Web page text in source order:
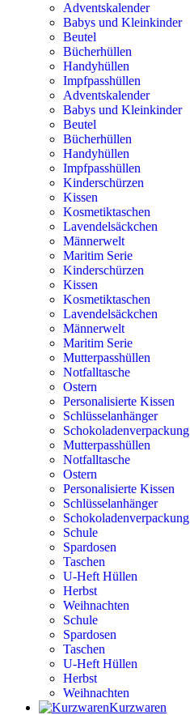
Adventskalender
Babys und Kleinkinder
Beutel
Bücherhüllen
Handyhüllen
Impfpasshüllen
Adventskalender
Babys und Kleinkinder
Beutel
Bücherhüllen
Handyhüllen
Impfpasshüllen
Kinderschürzen
Kissen
Kosmetiktaschen
Lavendelsäckchen
Männerwelt
Maritim Serie
Kinderschürzen
Kissen
Kosmetiktaschen
Lavendelsäckchen
Männerwelt
Maritim Serie
Mutterpasshüllen
Notfalltasche
Ostern
Personalisierte Kissen
Schlüsselanhänger
Schokoladenverpackung
Mutterpasshüllen
Notfalltasche
Ostern
Personalisierte Kissen
Schlüsselanhänger
Schokoladenverpackung
Schule
Spardosen
Taschen
U-Heft Hüllen
Herbst
Weihnachten
Schule
Spardosen
Taschen
U-Heft Hüllen
Herbst
Weihnachten
Kurzwaren